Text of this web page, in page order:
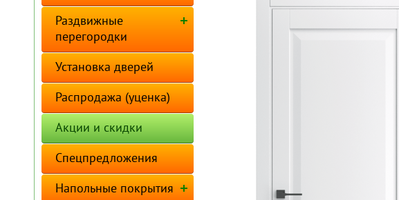
Раздвижные
перегородки
Установка дверей
Распродажа (уценка)
Акции и скидки
Спецпредложения
Напольные покрытия